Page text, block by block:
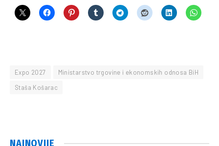
Expo 2027
Ministarstvo trgovine i ekonomskih odnosa BiH
Staša Košarac
NAJNOVIJE